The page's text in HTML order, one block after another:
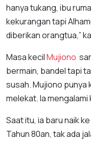
hanya tukang, ibu
kekurangan tapi
diberikan orangtua,”
Masa kecilMujiono
bermain, bandel tapi
susah. Mujiono punya
melekat. Ia
Saat itu, ia baru naik
Tahun 80an, tak ada